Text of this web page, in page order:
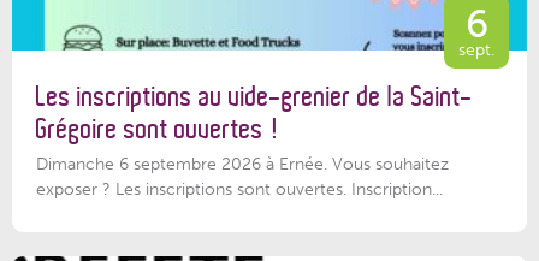
6
sept.
Les inscriptions au vide-grenier de la Saint-
Grégoire sont ouvertes !
Dimanche 6 septembre 2026 à Ernée. Vous souhaitez
exposer ? Les inscriptions sont ouvertes. Inscription...